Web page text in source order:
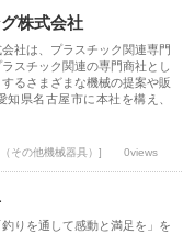
株式会社
社は、プラスチック関連専門
スチック関連の専門商社とし
るさまざまな機械の提案や販
知県名古屋市に本社を構え、
その他機械器具）] 0views
りを通して感動と満足を」を